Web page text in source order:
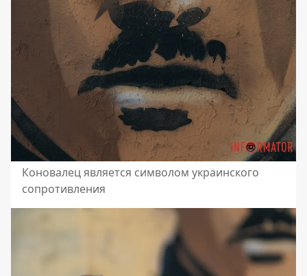
Коновалец является символом украинского
сопротивления